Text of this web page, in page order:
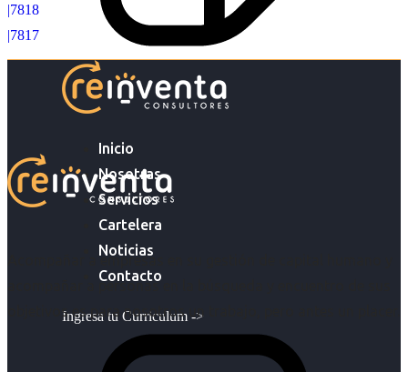
Inicio
Nosotras
Servicios
Cartelera
Noticias
Contacto
Ingresa tu Curriculum ->
|7818
|7817
Acompañar a empresas en su gestión de capital humano y
acompañar a personas en la búsqueda y encuentro de sus
objetivos es para nosotros un trabajo, pero antes un placer.